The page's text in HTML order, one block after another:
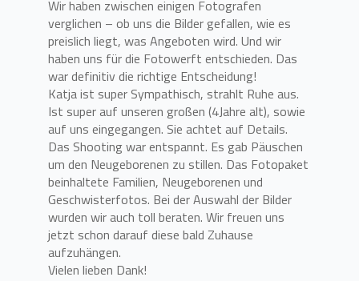
Wir haben zwischen einigen Fotografen
verglichen – ob uns die Bilder gefallen, wie es
preislich liegt, was Angeboten wird. Und wir
haben uns für die Fotowerft entschieden. Das
war definitiv die richtige Entscheidung!
Katja ist super Sympathisch, strahlt Ruhe aus.
Ist super auf unseren großen (4Jahre alt), sowie
auf uns eingegangen. Sie achtet auf Details.
Das Shooting war entspannt. Es gab Päuschen
um den Neugeborenen zu stillen. Das Fotopaket
beinhaltete Familien, Neugeborenen und
Geschwisterfotos. Bei der Auswahl der Bilder
wurden wir auch toll beraten. Wir freuen uns
jetzt schon darauf diese bald Zuhause
aufzuhängen.
Vielen lieben Dank!